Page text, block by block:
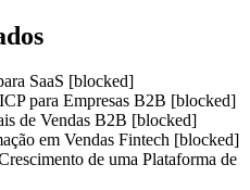
SaaS [blocked]
para Empresas B2B [blocked]
de Vendas B2B [blocked]
em Vendas Fintech [blocked]
de uma Plataforma de